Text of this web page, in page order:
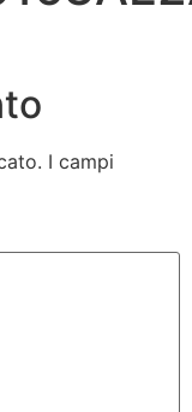
I campi